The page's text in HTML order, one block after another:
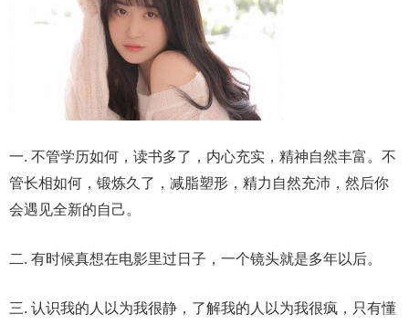
一. 不管学历如何，读书多了，内心充实，精神自然丰富。不
管长相如何，锻炼久了，减脂塑形，精力自然充沛，然后你
会遇见全新的自己。
二. 有时候真想在电影里过日子，一个镜头就是多年以后。
三. 认识我的人以为我很静，了解我的人以为我很疯，只有懂